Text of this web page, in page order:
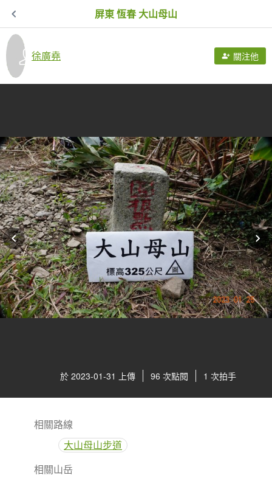
屏東 恆春 大山母山
徐廣堯 關注他
於 2023-01-31 上傳 96 次點閱 1 次拍手
相關路線
大山母山步道
相關山岳